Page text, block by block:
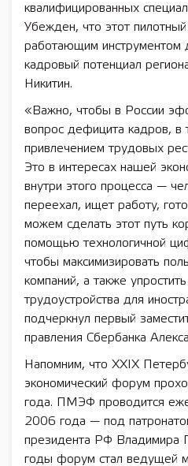
квалифицированных
Убежден, что этот пилотный
работающим инструментом
кадровый потенциал
Никитин.
«Важно, чтобы в России
вопрос дефицита кадров, в
привлечением трудовых
Это в интересах нашей
внутри этого процесса —
переехал, ищет работу,
можем сделать этот путь
помощью технологичной
чтобы максимизировать
компаний, а также
трудоустройства для
подчеркнул первый
правления Сбербанка
Напомним, что XXIX
экономический форум
года. ПМЭФ проводится
2006 года — под
президента РФ Владимира
годы форум стал ведущей